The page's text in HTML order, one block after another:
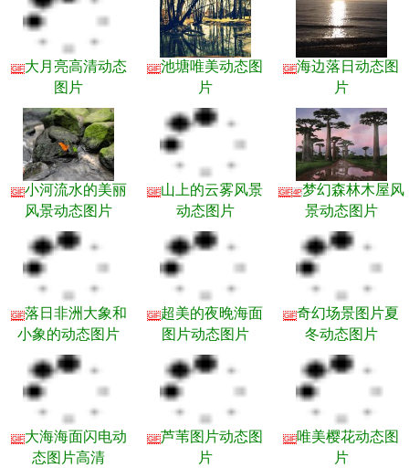
GIF大月亮高清动态
图片
GIF池塘唯美动态图
片
GIF海边落日动态图
片
GIF小河流水的美丽
风景动态图片
GIF 山上的云雾风景
动态图片
GIF 4P梦幻森林木屋风
景动态图片
GIF落日非洲大象和
小象的动态图片
GIF 超美的夜晚海面
图片动态图片
GIF奇幻场景图片夏
冬动态图片
GIF大海海面闪电动
态图片高清
GIF芦苇图片动态图
片
GIF 唯美樱花动态图
片